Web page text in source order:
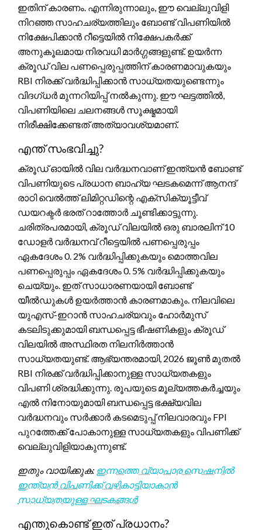
ഇതിന് കാരണം. എന്നിരുന്നാലും, ഈ വെല്ലുവിളി
നിറഞ്ഞ സാഹചര്യത്തിലും ബോണ്ട് വിപണിയിൽ
നിക്ഷേപിക്കാൻ റീട്ടെയിൽ നിക്ഷേപകർക്ക്
അനുകൂലമായ നിരവധി മാർഗ്ഗങ്ങളുണ്ട്. ഉയർന്ന
ക്രൂഡ് വില പണപ്പെരുപ്പത്തിന് കാരണമാവുകയും
RBI നിരക്ക് വർദ്ധിപ്പിക്കാൻ സാധ്യതയുണ്ടെന്നും
വിദഗ്ധർ മുന്നറിയിപ്പ് നൽകുന്നു. ഈ ഘട്ടത്തിൽ,
വിപണിയിലെ ചലനങ്ങൾ സൂക്ഷ്മമായി
നിരീക്ഷിക്കേണ്ടത് അത്യാവശ്യമാണ്.
എന്ത് സംഭവിച്ചു?
ക്രൂഡ് ഓയിൽ വില വർദ്ധനവാണ് ഇന്ത്യൻ ബോണ്ട്
വിപണിയുടെ പ്രധാന ബാഹ്യ ഘടകമെന്ന് ആനന്ദ്
രാഠി വെൽത്ത് ലിമിറ്റഡിന്റെ എക്സിക്യൂട്ടീവ്
ഡയറക്ടർ ഭരത് റാത്തോർ ചൂണ്ടിക്കാട്ടുന്നു.
ചരിത്രപരമായി, ക്രൂഡ് വിലയിൽ ഒരു ബാരലിന് 10
ഡോളർ വർദ്ധനവ് റീട്ടെയിൽ പണപ്പെരുപ്പം
ഏകദേശം 0. 2% വർദ്ധിപ്പിക്കുകയും മൊത്തവില
പണപ്പെരുപ്പം ഏകദേശം 0. 5% വർദ്ധിപ്പിക്കുകയും
ചെയ്യും. ഇത് സാധാരണയായി ബോണ്ട്
യീൽഡുകൾ ഉയർത്താൻ കാരണമാകും. നിലവിലെ
യുഎസ്-ഇറാൻ സാഹചര്യവും ഹോർമുസ്
കടലിടുക്കുമായി ബന്ധപ്പെട്ട ഭീഷണികളും ക്രൂഡ്
വിലയിൽ അസ്ഥിരത നിലനിർത്താൻ
സാധ്യതയുണ്ട്. ആഭ്യന്തരമായി, 2026 ജൂൺ മുതൽ
RBI നിരക്ക് വർദ്ധിപ്പിക്കാനുള്ള സാധ്യതകളും
വിപണി ശ്രദ്ധിക്കുന്നു. രൂപയുടെ മൂല്യത്തകർച്ചയും
എൽ നിനോയുമായി ബന്ധപ്പെട്ട ഭക്ഷ്യവില
വർദ്ധനവും സർക്കാർ കടമെടുപ്പ് നിലവാരവും FPI
പുറത്തേക്ക് പോകാനുള്ള സാധ്യതകളും വിപണിക്ക്
വെല്ലുവിളിയാകുന്നുണ്ട്.
ഇതും വായിക്കുക: ഇന്നത്തെ വ്യാപാര സെഷനിൽ
ഇന്ത്യൻ വിപണിക്ക് വഴികാട്ടിയാകാൻ
സാധ്യതയുള്ള ഘടകങ്ങൾ
എന്തുകൊണ്ട് ഇത് പ്രധാനം?